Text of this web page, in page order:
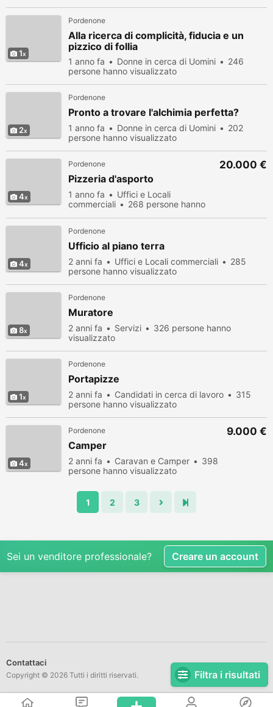
Filtra i risultati
1
Pordenone
Alla ricerca di complicità, fiducia e un
pizzico di follia
1 anno fa Donne in cerca di Uomini
246
persone hanno visualizzato
2
Pordenone
Pronto a trovare l'alchimia perfetta?
1 anno fa Donne in cerca di Uomini
202
persone hanno visualizzato
4
Pordenone
Pizzeria d'asporto
1 anno fa
Uffici e Locali
commerciali
268 persone hanno
20.000 €
4
Pordenone
Ufficio al piano terra
2 anni fa Uffici e Locali commerciali
285
persone hanno visualizzato
8
Pordenone
Muratore
2 anni fa Servizi
326 persone hanno
visualizzato
1
Pordenone
Portapizze
2 anni fa Candidati in cerca di lavoro
315
persone hanno visualizzato
4
Pordenone
Camper
2 anni fa Caravan e Camper
398
persone hanno visualizzato
9.000 €
1 2 3
Sei un venditore professionale? Creare un account
Contattaci
Copyright © 2026 Tutti i diritti riservati.